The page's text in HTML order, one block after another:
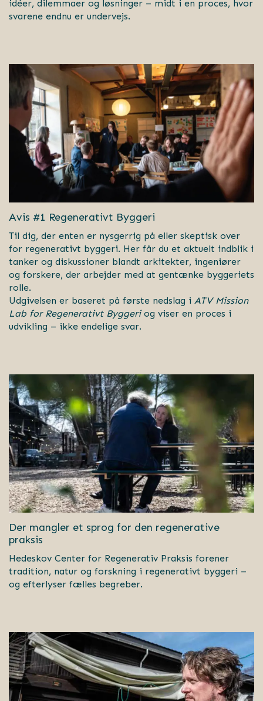
idéer, dilemmaer og løsninger – midt i en proces, hvor
svarene endnu er undervejs.
Avis #1 Regenerativt Byggeri
Til dig, der enten er nysgerrig på eller skeptisk over
for regenerativt byggeri. Her får du et aktuelt indblik i
tanker og diskussioner blandt arkitekter, ingeniører
og forskere, der arbejder med at gentænke byggeriets
rolle.
Udgivelsen er baseret på første nedslag i ATV Mission
Lab for Regenerativt Byggeriog viser en proces i
udvikling – ikke endelige svar.
Der mangler et sprog for den regenerative
praksis
Hedeskov Center for Regenerativ Praksis forener
tradition, natur og forskning i regenerativt byggeri –
og efterlyser fælles begreber.